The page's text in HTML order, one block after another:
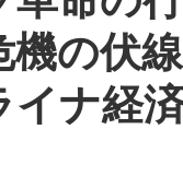
機の伏
ナ経済